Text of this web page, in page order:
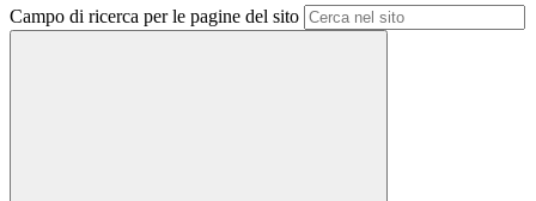
Campo di ricerca per le pagine del sito